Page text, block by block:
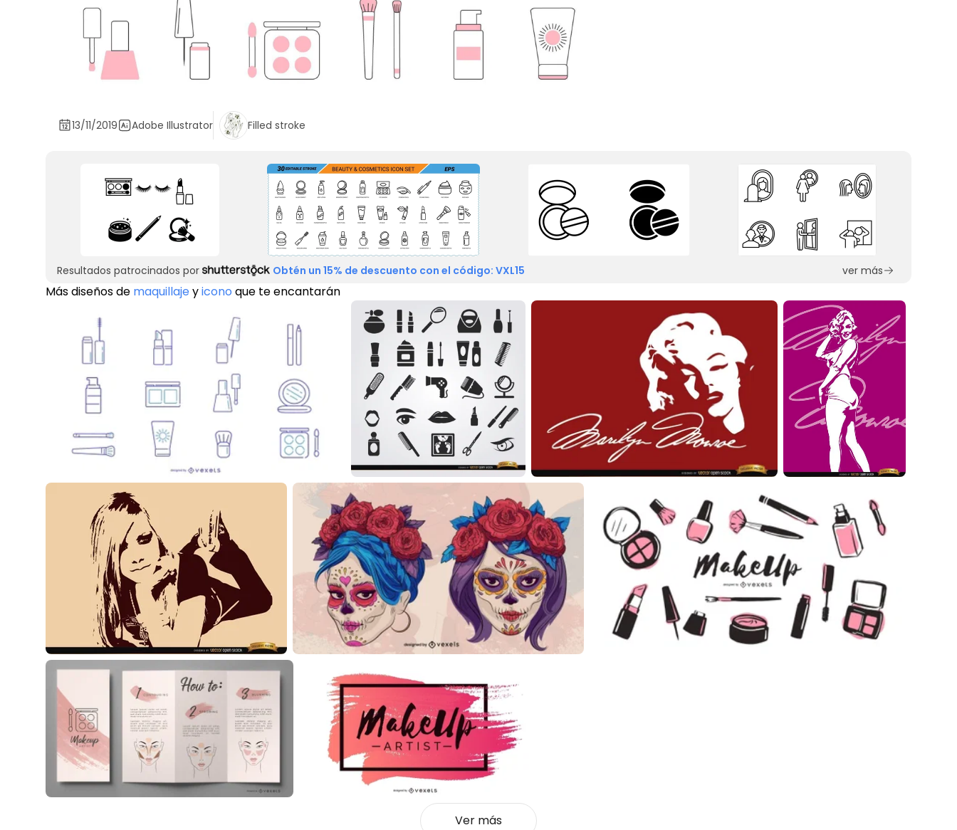
13/11/2019 Adobe Illustrator Filled stroke
Resultados patrocinados por Obtén un 15% de descuento con el código: VXL15 ver más
Más diseños de maquillajeyicono que te encantarán
Ver más